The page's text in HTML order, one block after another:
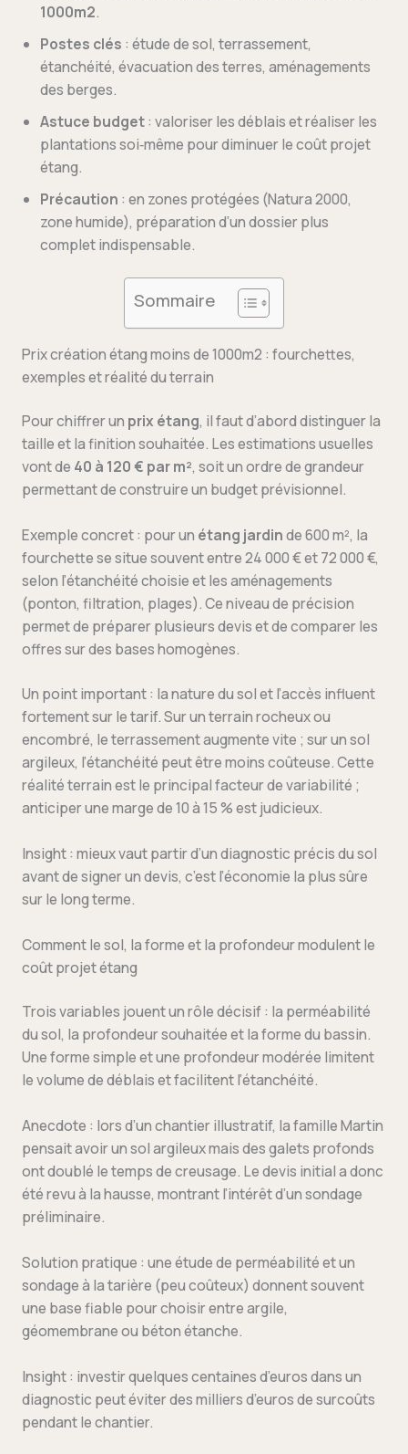
1000m2.
Postes clés : étude de sol, terrassement,
étanchéité, évacuation des terres, aménagements
des berges.
Astuce budget: valoriser les déblais et réaliser les
plantations soi‑même pour diminuer le coût projet
étang.
Précaution : en zones protégées (Natura 2000,
zone humide), préparation d’un dossier plus
complet indispensable.
Sommaire
Prix création étang moins de 1000m2 : fourchettes,
exemples et réalité du terrain
Pour chiffrer un prix étang, il faut d’abord distinguer la
taille et la finition souhaitée. Les estimations usuelles
vont de 40 à 120 € par m², soit un ordre de grandeur
permettant de construire un budget prévisionnel.
Exemple concret : pour un étang jardinde 600 m², la
fourchette se situe souvent entre 24 000 € et 72 000 €,
selon l’étanchéité choisie et les aménagements
(ponton, filtration, plages). Ce niveau de précision
permet de préparer plusieurs devis et de comparer les
offres sur des bases homogènes.
Un point important : la nature du sol et l’accès influent
fortement sur le tarif. Sur un terrain rocheux ou
encombré, le terrassement augmente vite ; sur un sol
argileux, l’étanchéité peut être moins coûteuse. Cette
réalité terrain est le principal facteur de variabilité ;
anticiper une marge de 10 à 15 % est judicieux.
Insight : mieux vaut partir d’un diagnostic précis du sol
avant de signer un devis, c’est l’économie la plus sûre
sur le long terme.
Comment le sol, la forme et la profondeur modulent le
coût projet étang
Trois variables jouent un rôle décisif : la perméabilité
du sol, la profondeur souhaitée et la forme du bassin.
Une forme simple et une profondeur modérée limitent
le volume de déblais et facilitent l’étanchéité.
Anecdote : lors d’un chantier illustratif, la famille Martin
pensait avoir un sol argileux mais des galets profonds
ont doublé le temps de creusage. Le devis initial a donc
été revu à la hausse, montrant l’intérêt d’un sondage
préliminaire.
Solution pratique : une étude de perméabilité et un
sondage à la tarière (peu coûteux) donnent souvent
une base fiable pour choisir entre argile,
géomembrane ou béton étanche.
Insight : investir quelques centaines d’euros dans un
diagnostic peut éviter des milliers d’euros de surcoûts
pendant le chantier.